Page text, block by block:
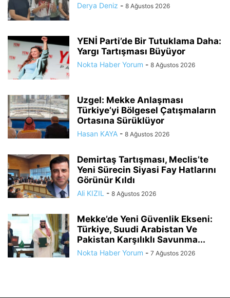
Derya Deniz - 8 Ağustos 2026
YENİ Parti’de Bir Tutuklama Daha:
Yargı Tartışması Büyüyor
Nokta Haber Yorum - 8 Ağustos 2026
Uzgel: Mekke Anlaşması
Türkiye’yi Bölgesel Çatışmaların
Ortasına Sürüklüyor
Hasan KAYA - 8 Ağustos 2026
Demirtaş Tartışması, Meclis’te
Yeni Sürecin Siyasi Fay Hatlarını
Görünür Kıldı
Ali KIZIL - 8 Ağustos 2026
Mekke’de Yeni Güvenlik Ekseni:
Türkiye, Suudi Arabistan Ve
Pakistan Karşılıklı Savunma...
Nokta Haber Yorum - 7 Ağustos 2026